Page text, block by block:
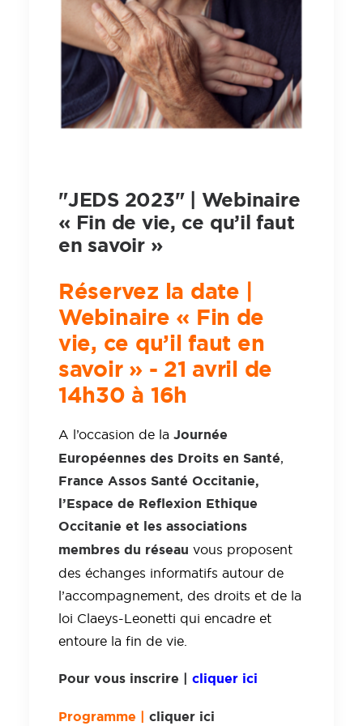
"JEDS 2023" | Webinaire
« Fin de vie, ce qu’il faut
en savoir »
Réservez la date |
Webinaire « Fin de
vie, ce qu’il faut en
savoir » - 21 avril de
14h30 à 16h
A l’occasion de la Journée
Européennes des Droits en Santé
France Assos Santé Occitanie,
l’Espace de Reflexion Ethique
Occitanie et les associations
membres du réseau vous proposent
des échanges informatifs autour de
l’accompagnement, des droits et de la
loi Claeys-Leonetti qui encadre et
entoure la fin de vie.
Pour vous inscrire | cliquer ici
Programme | cliquer ici